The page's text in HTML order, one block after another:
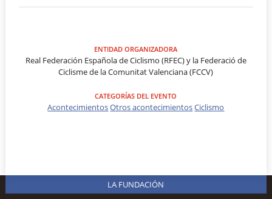
ENTIDAD ORGANIZADORA
Real Federación Española de Ciclismo (RFEC) y la Federació de
Ciclisme de la Comunitat Valenciana (FCCV)
CATEGORÍAS DEL EVENTO
AcontecimientosOtros acontecimientosCiclismo
LA FUNDACIÓN